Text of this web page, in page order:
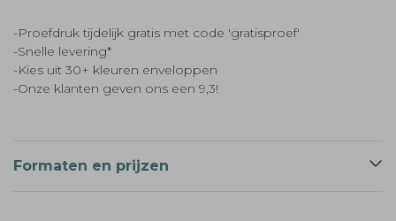
-Proefdruk tijdelijk gratis met code 'gratisproef'
-Snelle levering*
-Kies uit 30+ kleuren enveloppen
-Onze klanten geven ons een 9,3!
Formaten en prijzen